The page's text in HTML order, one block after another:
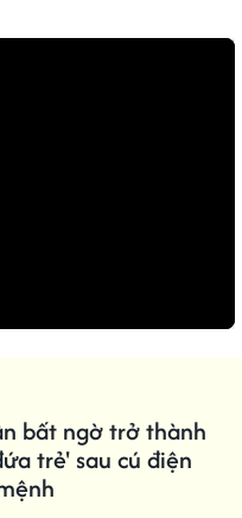
bất ngờ trở thành
trẻ' sau cú điện